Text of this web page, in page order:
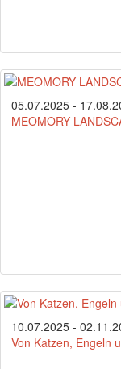
05.07.2025 -
MEOMORY
10.07.2025 -
Von Katzen, Engeln